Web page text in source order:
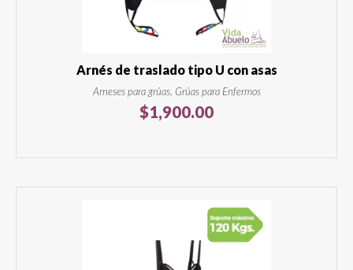
Arnés de traslado tipo U con asas
Arneses para grúas, Grúas para Enfermos
$1,900.00